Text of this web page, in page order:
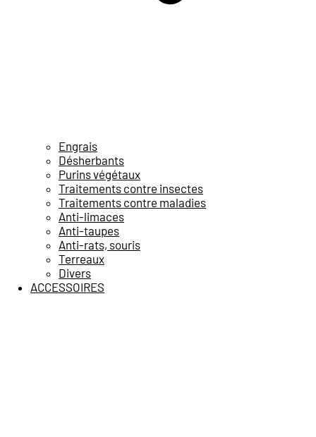
Engrais
Désherbants
Purins végétaux
Traitements contre insectes
Traitements contre maladies
Anti-limaces
Anti-taupes
Anti-rats, souris
Terreaux
Divers
ACCESSOIRES